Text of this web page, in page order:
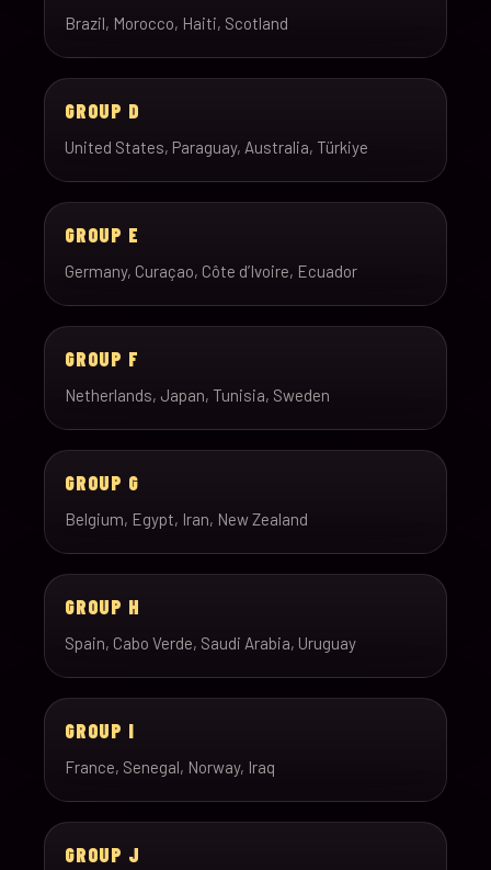
Brazil, Morocco, Haiti, Scotland
GROUP D
United States, Paraguay, Australia, Türkiye
GROUP E
Germany, Curaçao, Côte d’Ivoire, Ecuador
GROUP F
Netherlands, Japan, Tunisia, Sweden
GROUP G
Belgium, Egypt, Iran, New Zealand
GROUP H
Spain, Cabo Verde, Saudi Arabia, Uruguay
GROUP I
France, Senegal, Norway, Iraq
GROUP J